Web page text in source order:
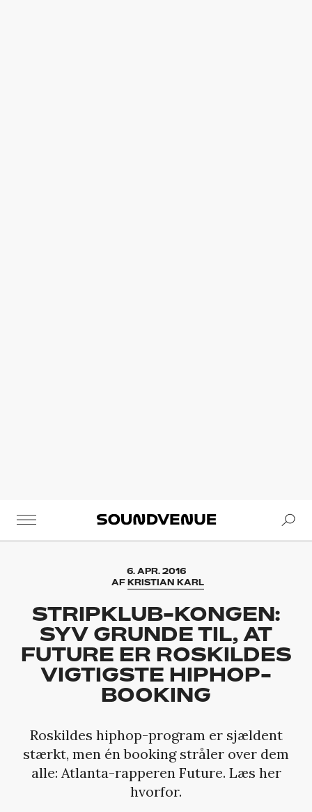
Soundvenue
6. APR. 2016
AF KRISTIAN KARL
STRIPKLUB-KONGEN:
SYV GRUNDE TIL, AT
FUTURE ER ROSKILDES
VIGTIGSTE HIPHOP-
BOOKING
Roskildes hiphop-program er sjældent
stærkt, men én booking stråler over dem
alle: Atlanta-rapperen Future. Læs her
hvorfor.